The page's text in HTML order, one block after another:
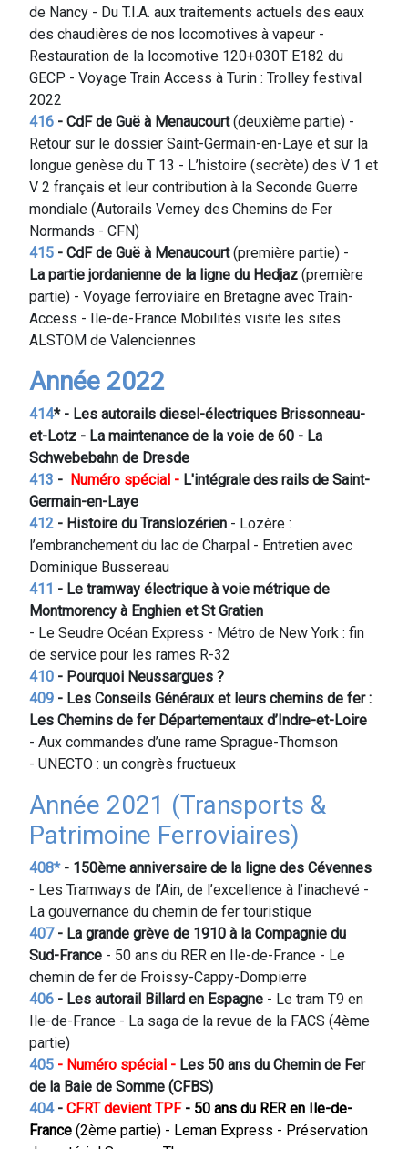
de Nancy - Du T.I.A. aux traitements actuels des eaux
des chaudières de nos locomotives à vapeur -
Restauration de la locomotive 120+030T E182 du
GECP - Voyage Train Access à Turin : Trolley festival
2022
416 - CdF de Guë à Menaucourt(deuxième partie) -
Retour sur le dossier Saint-Germain-en-Laye et sur la
longue genèse du T 13 - L’histoire (secrète) des V 1 et
V 2 français et leur contribution à la Seconde Guerre
mondiale (Autorails Verney des Chemins de Fer
Normands - CFN)
415 - CdF de Guë à Menaucourt(première partie) -
La partie jordanienne de la ligne du Hedjaz (première
partie) - Voyage ferroviaire en Bretagne avec Train-
Access - Ile-de-France Mobilités visite les sites
ALSTOM de Valenciennes
Année 2022
414* - Les autorails diesel-électriques Brissonneau-
et-Lotz - La maintenance de la voie de 60 - La
Schwebebahn de Dresde
413 - Numéro spécial - L'intégrale des rails de Saint-
Germain-en-Laye
412 - Histoire du Translozérien - Lozère :
l’embranchement du lac de Charpal - Entretien avec
Dominique Bussereau
411 - Le tramway électrique à voie métrique de
Montmorency à Enghien et St Gratien
- Le Seudre Océan Express - Métro de New York : fin
de service pour les rames R-32
410 - Pourquoi Neussargues ?
409 - Les Conseils Généraux et leurs chemins de fer :
Les Chemins de fer Départementaux d’Indre-et-Loire
- Aux commandes d’une rame Sprague-Thomson
- UNECTO : un congrès fructueux
Année 2021 (Transports &
Patrimoine Ferroviaires)
408*- 150ème anniversaire de la ligne des Cévennes
- Les Tramways de l’Ain, de l’excellence à l’inachevé -
La gouvernance du chemin de fer touristique
407- La grande grève de 1910 à la Compagnie du
Sud-France - 50 ans du RER en Ile-de-France - Le
chemin de fer de Froissy-Cappy-Dompierre
406 - Les autorail Billard en Espagne - Le tram T9 en
Ile-de-France - La saga de la revue de la FACS (4ème
partie)
405 - Numéro spécial - Les 50 ans du Chemin de Fer
de la Baie de Somme (CFBS)
404- CFRT devient TPF- 50 ans du RER en Ile-de-
France (2ème partie) - Leman Express - Préservation